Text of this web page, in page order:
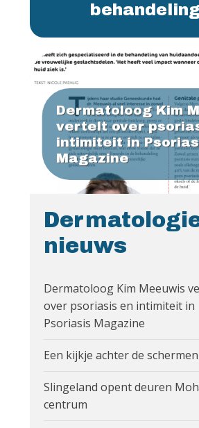
Dermatoloog Kim
vertelt over
intimiteit in
Magazine
nieuws
Dermatoloog Kim Meeuwis
over psoriasis en intimiteit in
Psoriasis Magazine
Een kijkje achter de schermen
Slingeland opent deuren
centrum